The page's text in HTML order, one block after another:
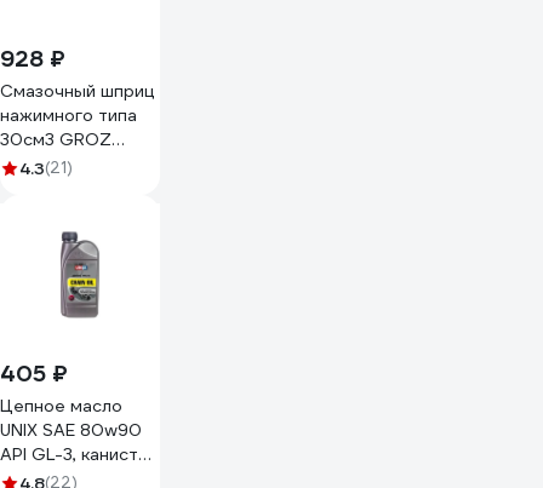
928 ₽
Смазочный шприц
нажимного типа
30см3 GROZ
GR43100 - G6P
4.3(21)
405 ₽
Цепное масло
UNIX SAE 80w90
API GL-3, канистра
1л 4636458
4.8(22)